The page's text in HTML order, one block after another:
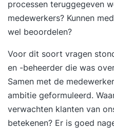
processen teruggegeven
medewerkers? Kunnen
wel beoordelen?
Voor dit soort vragen
en -beheerder die was
Samen met de
ambitie geformuleerd.
verwachten klanten van
betekenen? Er is goed